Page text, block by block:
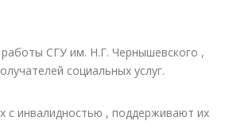
СГУ им. Н.Г. Чернышевского ,
социальных услуг.
с инвалидностью , поддерживают их